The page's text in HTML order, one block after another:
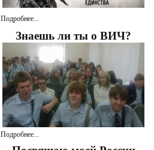
Подробнее...
Знаешь ли ты о ВИЧ?
Подробнее...